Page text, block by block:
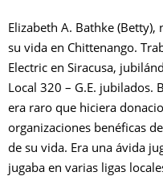
Elizabeth A. Bathke
su vida en Chittenango.
Electric en Siracusa,
Local 320 – G.E. jubilados.
era raro que hiciera
organizaciones benéficas
de su vida. Era una ávida
jugaba en varias ligas